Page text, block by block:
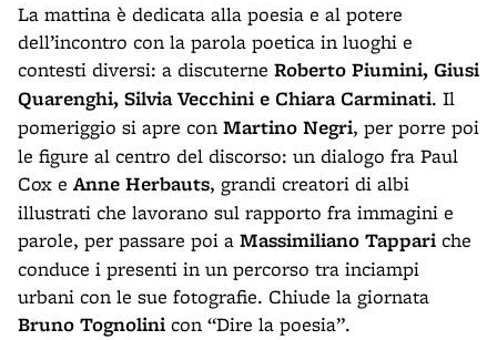
La mattina è dedicata alla poesia e al potere
dell’incontro con la parola poetica in luoghi e
contesti diversi: a discuterne Roberto Piumini, Giusi
Quarenghi, Silvia Vecchini e Chiara Carminati. Il
pomeriggio si apre con Martino Negri, per porre poi
le figure al centro del discorso: un dialogo fra Paul
Cox e Anne Herbauts, grandi creatori di albi
illustrati che lavorano sul rapporto fra immagini e
parole, per passare poi a Massimiliano Tappari che
conduce i presenti in un percorso tra inciampi
urbani con le sue fotografie. Chiude la giornata
Bruno Tognolini con “Dire la poesia”.